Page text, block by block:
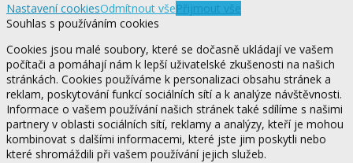
Nastavení cookiesOdmítnout všePřijmout vše
Souhlas s používáním cookies
Cookies jsou malé soubory, které se dočasně ukládají ve vašem
počítači a pomáhají nám k lepší uživatelské zkušenosti na našich
stránkách. Cookies používáme k personalizaci obsahu stránek a
reklam, poskytování funkcí sociálních sítí a k analýze návštěvnosti.
Informace o vašem používání našich stránek také sdílíme s našimi
partnery v oblasti sociálních sítí, reklamy a analýzy, kteří je mohou
kombinovat s dalšími informacemi, které jste jim poskytli nebo
které shromáždili při vašem používání jejich služeb.